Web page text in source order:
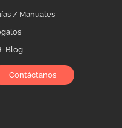
/ Manuales
Blog
Contáctanos